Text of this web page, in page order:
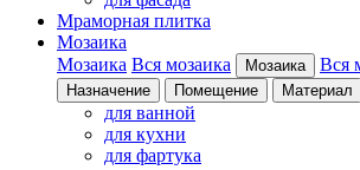
Мраморная плитка
Мозаика
Мозаика Вся мозаика Мозаика Вся
Назначение Помещение Материал
для ванной
для кухни
для фартука